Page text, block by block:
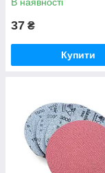
37 ₴
Купити